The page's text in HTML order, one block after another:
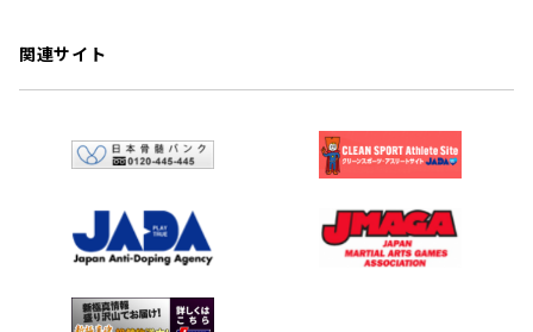
関連サイト